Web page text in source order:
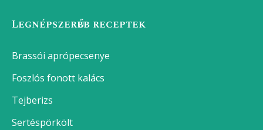
Legnépszerűbb receptek
Brassói aprópecsenye
Foszlós fonott kalács
Tejberizs
Sertéspörkölt